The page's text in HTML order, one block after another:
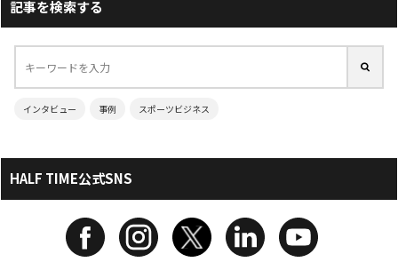
記事を検索する
インタビュー 事例 スポーツビジネス
HALF TIME公式SNS